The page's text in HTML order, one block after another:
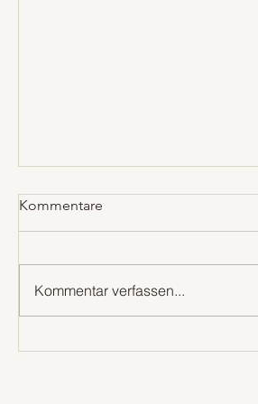
Kommentare
Kommentar verfassen...